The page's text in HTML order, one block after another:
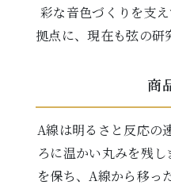
彩な音色づくりを支
拠点に、現在も弦の研
商
A線は明るさと反応の
ろに温かい丸みを残
を保ち、A線から移っ